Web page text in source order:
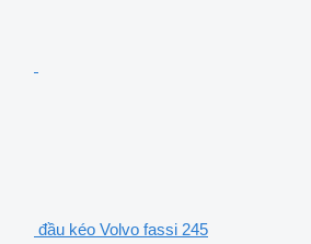
đầu kéo Volvo fassi 245